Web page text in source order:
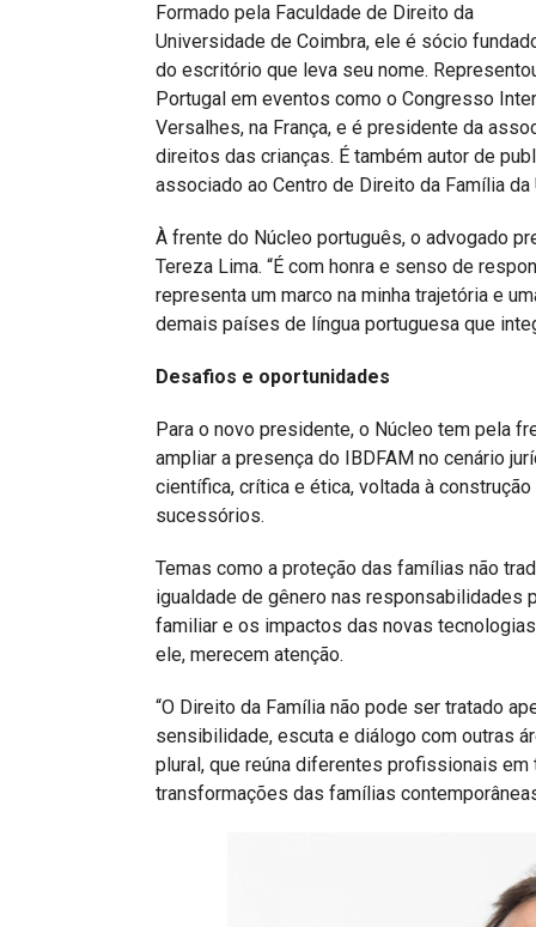
Formado pela Faculdade de Direito da
Universidade de Coimbra, ele é sócio
do escritório que leva seu nome.
Portugal em eventos como o Congresso
Versalhes, na França, e é presidente da
direitos das crianças. É também autor de
associado ao Centro de Direito da Família
À frente do Núcleo português, o advogado
Tereza Lima. “É com honra e senso de
representa um marco na minha trajetória e
demais países de língua portuguesa que
Desafios e oportunidades
Para o novo presidente, o Núcleo tem pela
ampliar a presença do IBDFAM no cenário
científica, crítica e ética, voltada à
sucessórios.
Temas como a proteção das famílias não
igualdade de gênero nas responsabilidades
familiar e os impactos das novas
ele, merecem atenção.
“O Direito da Família não pode ser tratado
sensibilidade, escuta e diálogo com outras
plural, que reúna diferentes profissionais
transformações das famílias